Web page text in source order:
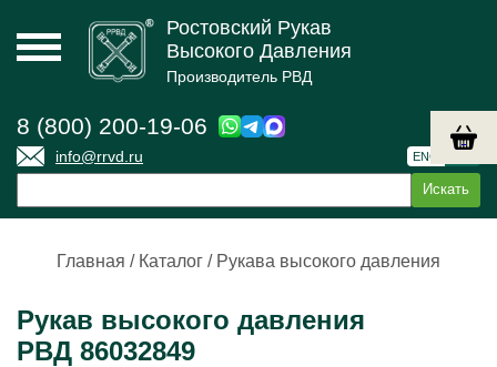
Ростовский Рукав
Высокого Давления
Производитель РВД
8 (800) 200-19-06
info@rrvd.ru ENG
Главная / Каталог / Рукава высокого давления
Рукав высокого давления
РВД 86032849